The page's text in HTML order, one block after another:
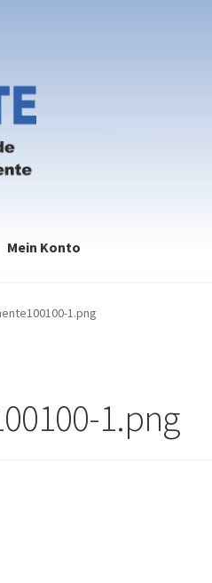
Mein Konto
1.png
1.png